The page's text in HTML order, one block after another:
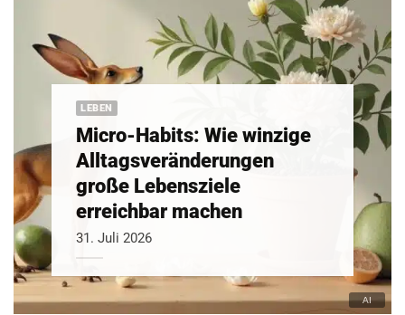
LEBEN
Micro-Habits: Wie winzige
Alltagsveränderungen
große Lebensziele
erreichbar machen
31. Juli 2026